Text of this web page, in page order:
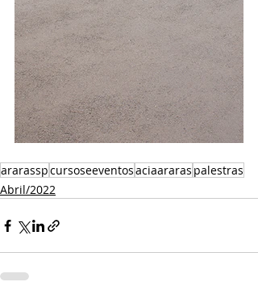
ararasspcursoseeventosaciaararas palestras
Abril/2022